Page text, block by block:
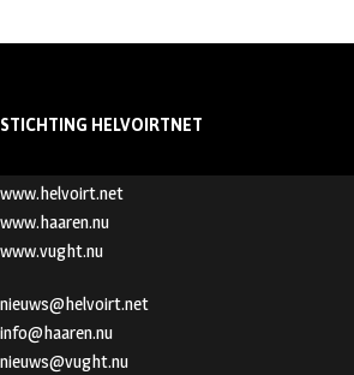
STICHTING HELVOIRTNET
www.helvoirt.net
www.haaren.nu
www.vught.nu
nieuws@helvoirt.net
info@haaren.nu
nieuws@vught.nu